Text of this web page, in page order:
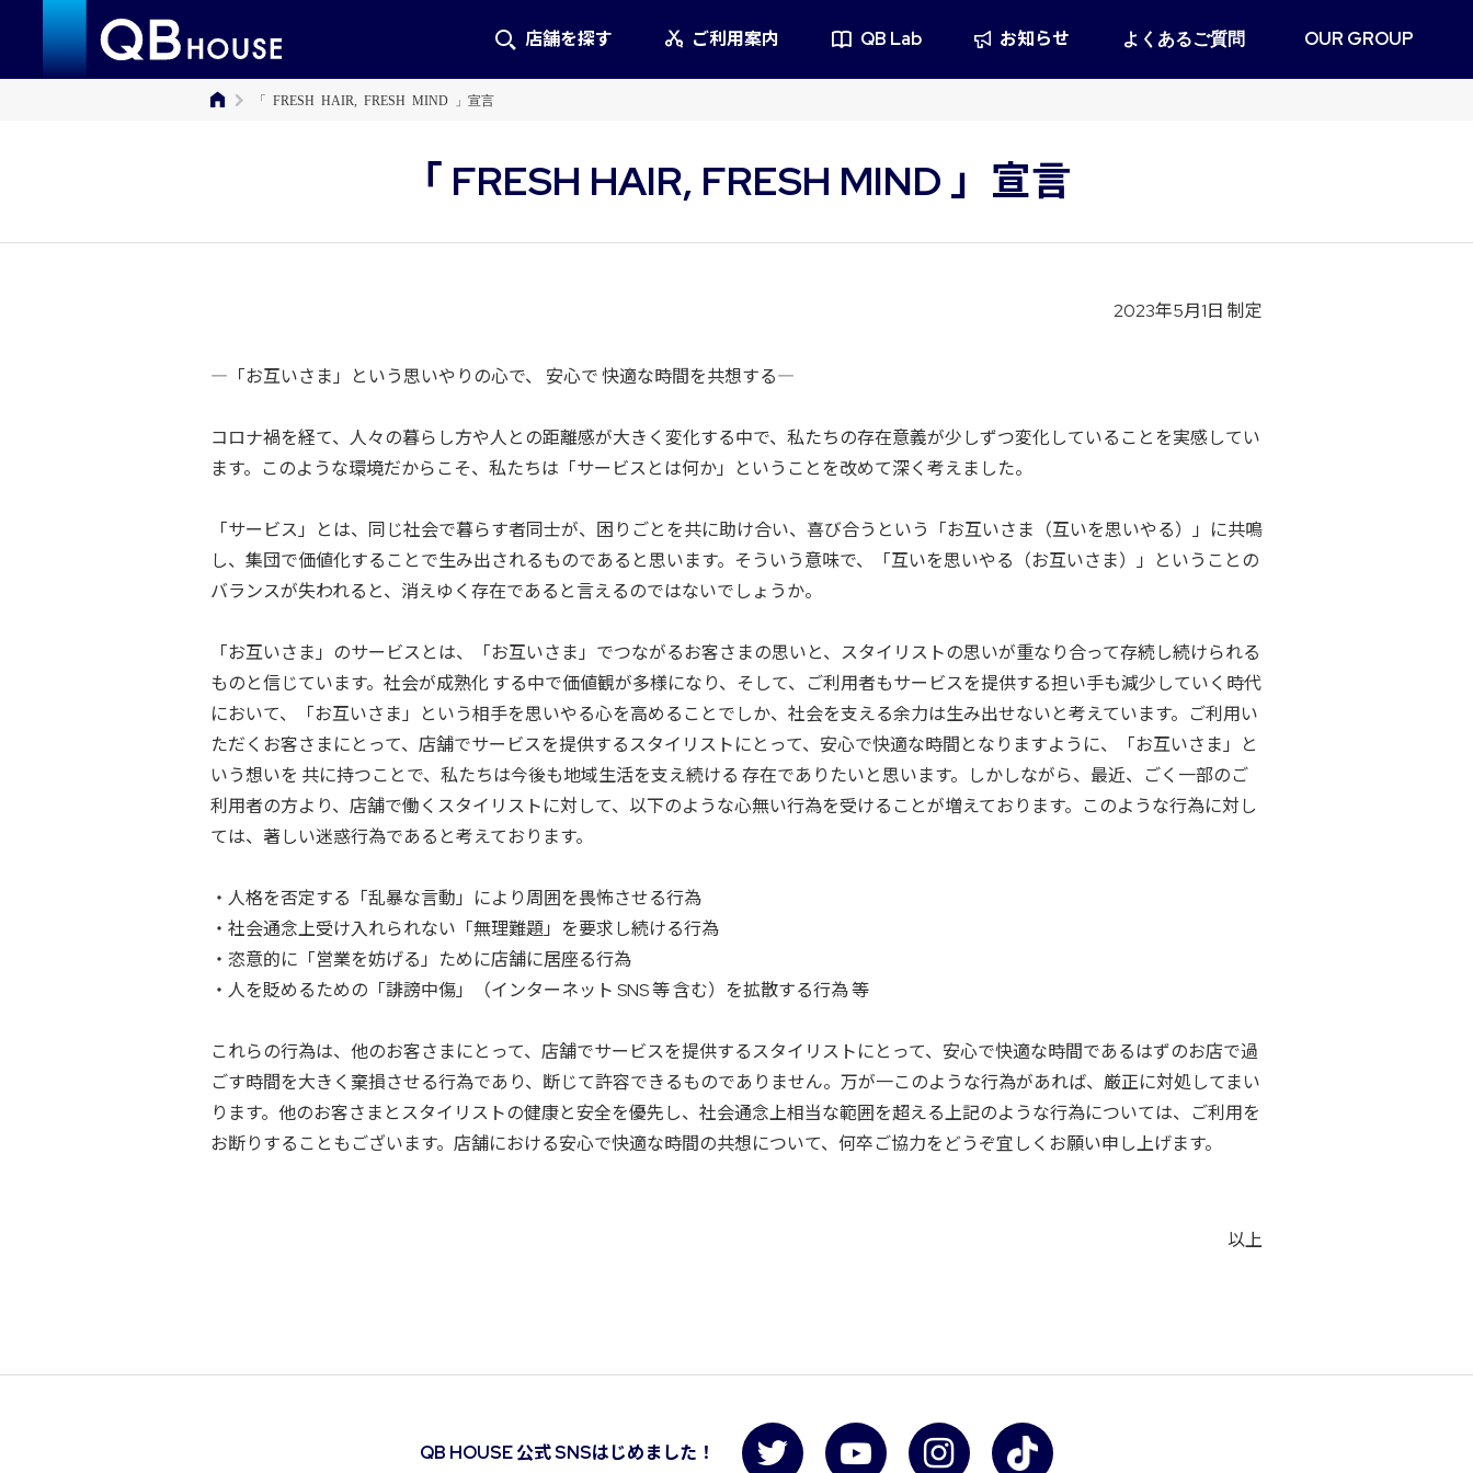
店舗を探す ご利用案内 QB Lab お知らせ よくあるご質問 OUR GROUP
「 FRESH HAIR, FRESH MIND 」宣言
「 FRESH HAIR, FRESH MIND 」宣言
2023年5月1日 制定
―「お互いさま」という思いやりの心で、 安心で 快適な時間を共想する―
コロナ禍を経て、人々の暮らし方や人との距離感が大きく変化する中で、私たちの存在意義が少しずつ変化していることを実感してい
ます。このような環境だからこそ、私たちは「サービスとは何か」ということを改めて深く考えました。
「サービス」とは、同じ社会で暮らす者同士が、困りごとを共に助け合い、喜び合うという「お互いさま（互いを思いやる）」に共鳴
し、集団で価値化することで生み出されるものであると思います。そういう意味で、「互いを思いやる（お互いさま）」ということの
バランスが失われると、消えゆく存在であると言えるのではないでしょうか。
「お互いさま」のサービスとは、「お互いさま」でつながるお客さまの思いと、スタイリストの思いが重なり合って存続し続けられる
ものと信じています。社会が成熟化 する中で価値観が多様になり、そして、ご利用者もサービスを提供する担い手も減少していく時代
において、「お互いさま」という相手を思いやる心を高めることでしか、社会を支える余力は生み出せないと考えています。ご利用い
ただくお客さまにとって、店舗でサービスを提供するスタイリストにとって、安心で快適な時間となりますように、「お互いさま」と
いう想いを 共に持つことで、私たちは今後も地域生活を支え続ける 存在でありたいと思います。しかしながら、最近、ごく一部のご
利用者の方より、店舗で働くスタイリストに対して、以下のような心無い行為を受けることが増えております。このような行為に対し
ては、著しい迷惑行為であると考えております。
・人格を否定する「乱暴な言動」により周囲を畏怖させる行為
・社会通念上受け入れられない「無理難題」を要求し続ける行為
・恣意的に「営業を妨げる」ために店舗に居座る行為
・人を貶めるための「誹謗中傷」（インターネット SNS 等 含む）を拡散する行為 等
これらの行為は、他のお客さまにとって、店舗でサービスを提供するスタイリストにとって、安心で快適な時間であるはずのお店で過
ごす時間を大きく棄損させる行為であり、断じて許容できるものでありません。万が一このような行為があれば、厳正に対処してまい
ります。他のお客さまとスタイリストの健康と安全を優先し、社会通念上相当な範囲を超える上記のような行為については、ご利用を
お断りすることもございます。店舗における安心で快適な時間の共想について、何卒ご協力をどうぞ宜しくお願い申し上げます。
以上
QB HOUSE 公式 SNSはじめました！